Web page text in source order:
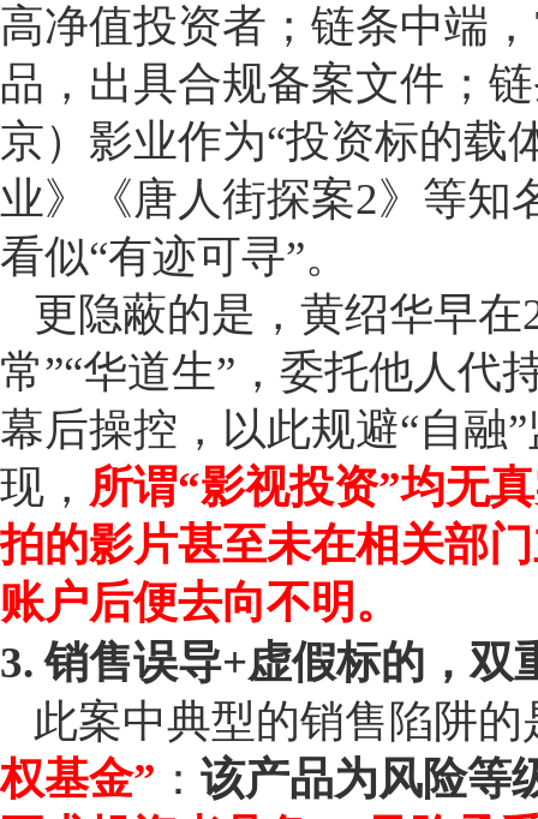
高净值投资者；链条中端
品，出具合规备案文件；
京）影业作为“投资标的载
业》《唐人街探案2》等知
看似“有迹可寻”。
更隐蔽的是，黄绍华早在
常”“华道生”，委托他人代
幕后操控，以此规避“自融
现， 所谓“影视投资”均无
拍的影片甚至未在相关部
账户后便去向不明。
3. 销售误导+虚假标的，双
此案中典型的销售陷阱的
权基金” ： 该产品为风险等